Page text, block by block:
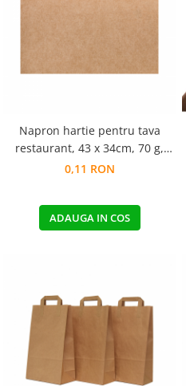
Pungi de hartie ciocolatii
Pungi de hartie mov
Pungi de hartie bordeaux
Cutii cartofi prajiti
Cutii mancare chinezeasca
Boluri supa cu capac de unica
Boluri unica folosinta din trestie
zahar
Suporti pahare din carton
Cutii pentru paste din carton
Napron hartie pentru tava
restaurant, 43 x 34cm, 70 g,
kraft natur, 1000 coli-set
0,11 RON
ADAUGA IN COS